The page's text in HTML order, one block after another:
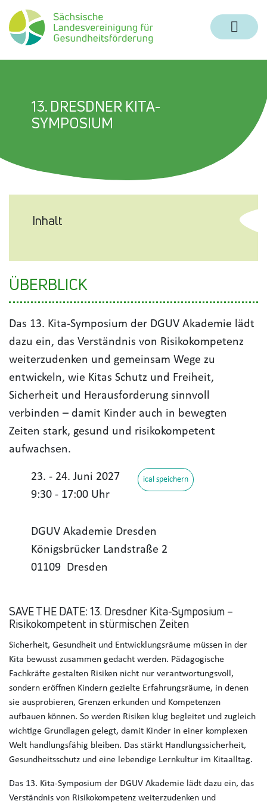
13. DRESDNER KITA-
SYMPOSIUM
Inhalt
ÜBERBLICK
Das 13. Kita-Symposium der DGUV Akademie lädt
dazu ein, das Verständnis von Risikokompetenz
weiterzudenken und gemeinsam Wege zu
entwickeln, wie Kitas Schutz und Freiheit,
Sicherheit und Herausforderung sinnvoll
verbinden – damit Kinder auch in bewegten
Zeiten stark, gesund und risikokompetent
aufwachsen.
23. - 24. Juni 2027
9:30 - 17:00 Uhr
ical speichern
DGUV Akademie Dresden
Königsbrücker Landstraße 2
01109
Dresden
SAVE THE DATE: 13. Dresdner Kita-Symposium –
Risikokompetent in stürmischen Zeiten
Sicherheit, Gesundheit und Entwicklungsräume müssen in der
Kita bewusst zusammen gedacht werden. Pädagogische
Fachkräfte gestalten Risiken nicht nur verantwortungsvoll,
sondern eröffnen Kindern gezielte Erfahrungsräume, in denen
sie ausprobieren, Grenzen erkunden und Kompetenzen
aufbauen können. So werden Risiken klug begleitet und zugleich
wichtige Grundlagen gelegt, damit Kinder in einer komplexen
Welt handlungsfähig bleiben. Das stärkt Handlungssicherheit,
Gesundheitsschutz und eine lebendige Lernkultur im Kitaalltag.
Das 13. Kita-Symposium der DGUV Akademie lädt dazu ein, das
Verständnis von Risikokompetenz weiterzudenken und